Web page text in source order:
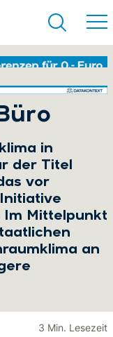
in
der Titel
vor
Mittelpunkt
an
3 Min. Lesezeit